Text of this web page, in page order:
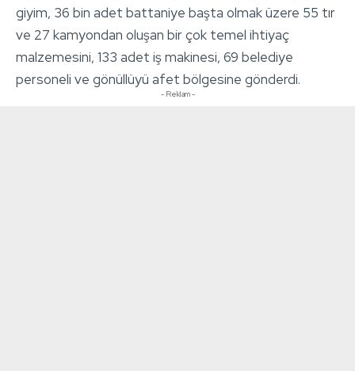
giyim, 36 bin adet battaniye başta olmak üzere 55 tır
ve 27 kamyondan oluşan bir çok temel ihtiyaç
malzemesini, 133 adet iş makinesi, 69 belediye
personeli ve gönüllüyü afet bölgesine gönderdi.
- Reklam -